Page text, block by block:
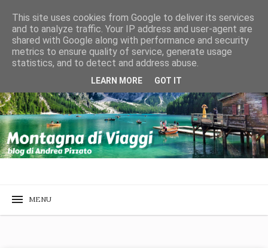
This site uses cookies from Google to deliver its services
and to analyze traffic. Your IP address and user-agent are
shared with Google along with performance and security
metrics to ensure quality of service, generate usage
statistics, and to detect and address abuse.
LEARN MORE GOT IT